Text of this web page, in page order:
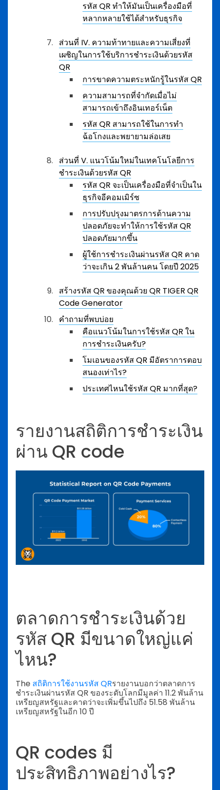
รหัส QR ทำให้มันเป็นเครื่องมือที่
หลากหลายใช้ได้สำหรับธุรกิจ
ส่วนที่ IV. ความท้าทายและความเสี่ยงที่
เผชิญในการใช้บริการชำระเงินด้วยรหัส
QR
การขาดความตระหนักรู้ในรหัส QR
ความสามารถที่จำกัดเมื่อไม่
สามารถเข้าถึงอินเทอร์เน็ต
รหัส QR สามารถใช้ในการทำ
ฉ้อโกงและพยายามล่อเสย
ส่วนที่ V. แนวโน้มใหม่ในเทคโนโลยีการ
ชำระเงินด้วยรหัส QR
รหัส QR จะเป็นเครื่องมือที่จำเป็นใน
ธุรกิจอีคอมเมิร์ซ
การปรับปรุงมาตรการด้านความ
ปลอดภัยจะทำให้การใช้รหัส QR
ปลอดภัยมากขึ้น
ผู้ใช้การชำระเงินผ่านรหัส QR คาด
ว่าจะเกิน 2 พันล้านคน โดยปี 2025
สร้างรหัส QR ของคุณด้วย QR TIGER QR
Code Generator
คำถามที่พบบ่อย
คือแนวโน้มในการใช้รหัส QR ใน
การชำระเงินครับ?
โมเอนของรหัส QR มีอัตราการตอบ
สนองเท่าไร?
ประเทศไหนใช้รหัส QR มากที่สุด?
รายงานสถิติการชำระเงิน
ผ่าน QR code
ตลาดการชำระเงินด้วย
รหัส QR มีขนาดใหญ่แค่
ไหน?
The สถิติการใช้งานรหัส QRรายงานบอกว่าตลาดการ
ชำระเงินผ่านรหัส QR ของระดับโลกมีมูลค่า 11.2 พันล้าน
เหรียญสหรัฐและคาดว่าจะเพิ่มขึ้นไปถึง 51.58 พันล้าน
เหรียญสหรัฐในอีก 10 ปี
QR codes มี
ประสิทธิภาพอย่างไร?